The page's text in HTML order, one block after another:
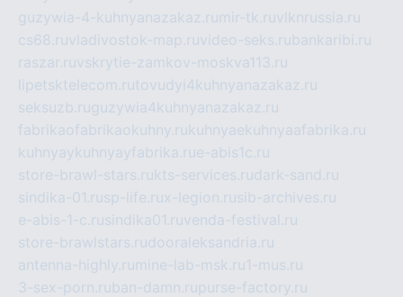
guzywia-4-kuhnyanazakaz.ru mir-tk.ruvlknrussia.ru
cs68.ruvladivostok-map.ruvideo-seks.rubankaribi.ru
raszar.ruvskrytie-zamkov-moskva113.ru
lipetsktelecom.rutovudyi4kuhnyanazakaz.ru
seksuzb.ruguzywia4kuhnyanazakaz.ru
fabrikaofabrikaokuhny.rukuhnyaekuhnyaafabrika.ru
kuhnyaykuhnyayfabrika.rue-abis1c.ru
store-brawl-stars.rukts-services.rudark-sand.ru
sindika-01.rusp-life.rux-legion.rusib-archives.ru
e-abis-1-c.rusindika01.ruvenda-festival.ru
store-brawlstars.rudooraleksandria.ru
antenna-highly.ru mine-lab-msk.ru1-mus.ru
3-sex-porn.ruban-damn.rupurse-factory.ru